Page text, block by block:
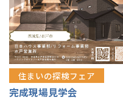
住まいの探検フェア
完成現場見学会